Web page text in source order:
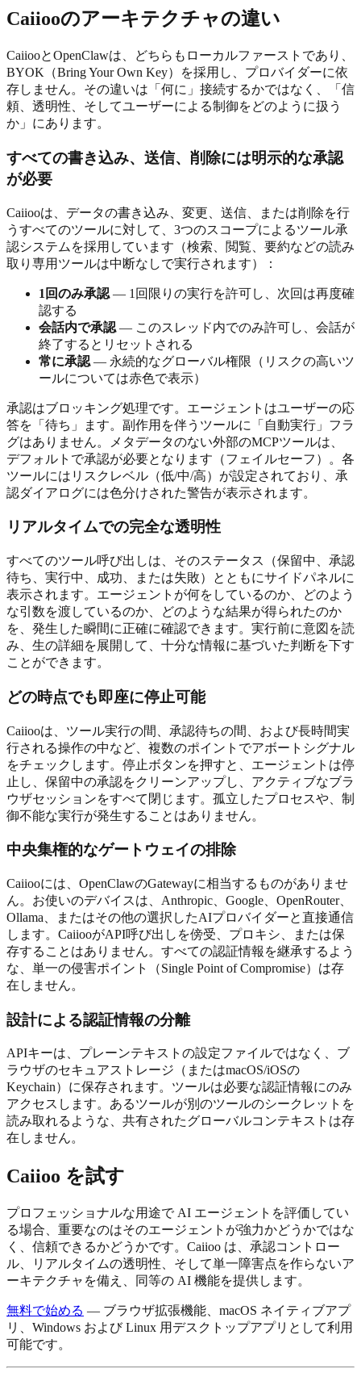
Caiiooのアーキテクチャの違い
CaiiooとOpenClawは、どちらもローカルファーストであり、
BYOK（Bring Your Own Key）を採用し、プロバイダーに依
存しません。その違いは「何に」接続するかではなく、「信
頼、透明性、そしてユーザーによる制御をどのように扱う
か」にあります。
すべての書き込み、送信、削除には明示的な承認
が必要
Caiiooは、データの書き込み、変更、送信、または削除を行
うすべてのツールに対して、3つのスコープによるツール承
認システムを採用しています（検索、閲覧、要約などの読み
取り専用ツールは中断なしで実行されます）：
1回のみ承認 — 1回限りの実行を許可し、次回は再度確
認する
会話内で承認 — このスレッド内でのみ許可し、会話が
終了するとリセットされる
常に承認 — 永続的なグローバル権限（リスクの高いツ
ールについては赤色で表示）
承認はブロッキング処理です。エージェントはユーザーの応
答を「待ち」ます。副作用を伴うツールに「自動実行」フラ
グはありません。メタデータのない外部のMCPツールは、
デフォルトで承認が必要となります（フェイルセーフ）。各
ツールにはリスクレベル（低/中/高）が設定されており、承
認ダイアログには色分けされた警告が表示されます。
リアルタイムでの完全な透明性
すべてのツール呼び出しは、そのステータス（保留中、承認
待ち、実行中、成功、または失敗）とともにサイドパネルに
表示されます。エージェントが何をしているのか、どのよう
な引数を渡しているのか、どのような結果が得られたのか
を、発生した瞬間に正確に確認できます。実行前に意図を読
み、生の詳細を展開して、十分な情報に基づいた判断を下す
ことができます。
どの時点でも即座に停止可能
Caiiooは、ツール実行の間、承認待ちの間、および長時間実
行される操作の中など、複数のポイントでアボートシグナル
をチェックします。停止ボタンを押すと、エージェントは停
止し、保留中の承認をクリーンアップし、アクティブなブラ
ウザセッションをすべて閉じます。孤立したプロセスや、制
御不能な実行が発生することはありません。
中央集権的なゲートウェイの排除
Caiiooには、OpenClawのGatewayに相当するものがありませ
ん。お使いのデバイスは、Anthropic、Google、OpenRouter、
Ollama、またはその他の選択したAIプロバイダーと直接通信
します。CaiiooがAPI呼び出しを傍受、プロキシ、または保
存することはありません。すべての認証情報を継承するよう
な、単一の侵害ポイント（Single Point of Compromise）は存
在しません。
設計による認証情報の分離
APIキーは、プレーンテキストの設定ファイルではなく、ブ
ラウザのセキュアストレージ（またはmacOS/iOSの
Keychain）に保存されます。ツールは必要な認証情報にのみ
アクセスします。あるツールが別のツールのシークレットを
読み取れるような、共有されたグローバルコンテキストは存
在しません。
Caiioo を試す
プロフェッショナルな用途で AI エージェントを評価してい
る場合、重要なのはそのエージェントが強力かどうかではな
く、信頼できるかどうかです。Caiioo は、承認コントロー
ル、リアルタイムの透明性、そして単一障害点を作らないア
ーキテクチャを備え、同等の AI 機能を提供します。
無料で始める — ブラウザ拡張機能、macOS ネイティブアプ
リ、Windows および Linux 用デスクトップアプリとして利用
可能です。